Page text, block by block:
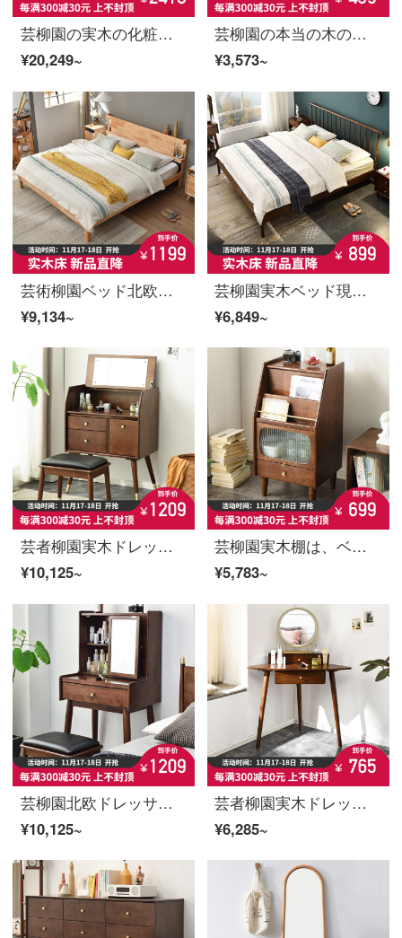
芸柳園の実木の化粧台の寝室の化粧台の化粧台の化粧箱の化粧箱の寝室のテーブルの近代的な簡単さは単箱の原木の色の帯の腰掛けを持ちます。
¥20,249~
芸柳園の本当の木の寝床の棚は現代で簡単に寝室の寝床の辺の戸棚の小さい戸棚の収納棚の2はベッドの頭の戸棚を引き出します【胡桃色】
¥3,573~
芸術柳園ベッド北欧実木ダブルベッド1.8メートルのメインベッドの結婚式ベッド現代簡単家庭用1.5 mシングルベッドの多機能ベッドのライト付き夜光ベッド1.5 x 2メートルの原木色
¥9,134~
芸柳園実木ベッド現代簡単約1.5メートルのシングルベッドルームの家庭用経済型1.8メートルのツインベッド1.5 x 2メートルの胡桃色の竪琴ベッド
¥6,849~
芸者柳園実木ドレッサー現代簡単化粧台家庭用ベッドルームの小戸型カバー化粧机胡桃色ドレッサー
¥10,125~
芸柳園実木棚は、ベッドの隅に雑誌棚を収納することを簡単に約束しています。テレビのそばの棚の小さな戸口型収納ロッカー胡桃色辺キャビネット【多機能】
¥5,783~
芸柳園北欧ドレッサーの寝室の木の化粧台のテーブルが小さくて、部屋型の寝室が軽いです。
¥10,125~
芸者柳園実木ドレッサー寝室現代簡単化化粧台収納棚一体型化粧机胡桃色ドレッサー＋Led化粧鏡【ベンチを持たない】
¥6,285~